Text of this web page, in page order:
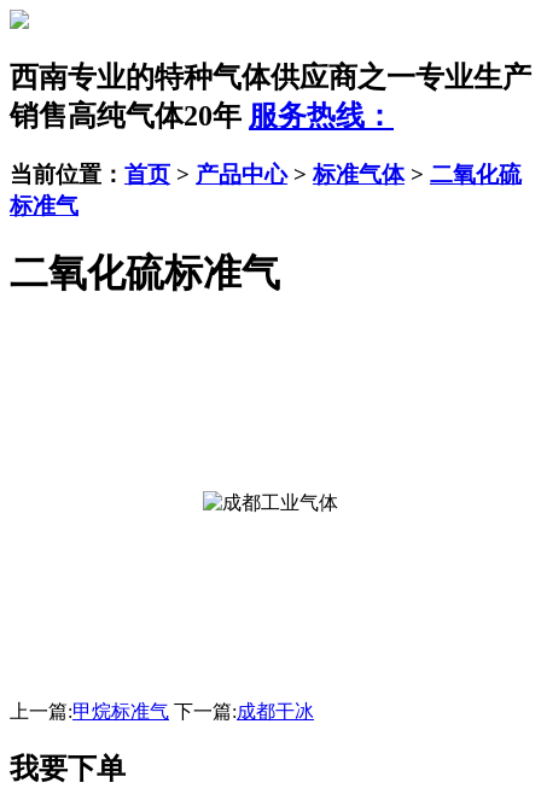
西南专业的特种气体供应商之一专业生产
销售高纯气体20年 服务热线：
当前位置： 首页 > 产品中心>标准气体> 二氧化硫
标准气
二氧化硫标准气
上一篇:甲烷标准气 下一篇:成都干冰
我要下单